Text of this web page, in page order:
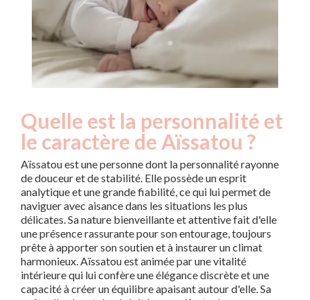
Quelle est la personnalité et
le caractère de Aïssatou ?
Aïssatou est une personne dont la personnalité rayonne
de douceur et de stabilité. Elle possède un esprit
analytique et une grande fiabilité, ce qui lui permet de
naviguer avec aisance dans les situations les plus
délicates. Sa nature bienveillante et attentive fait d'elle
une présence rassurante pour son entourage, toujours
prête à apporter son soutien et à instaurer un climat
harmonieux. Aïssatou est animée par une vitalité
intérieure qui lui confère une élégance discrète et une
capacité à créer un équilibre apaisant autour d'elle. Sa